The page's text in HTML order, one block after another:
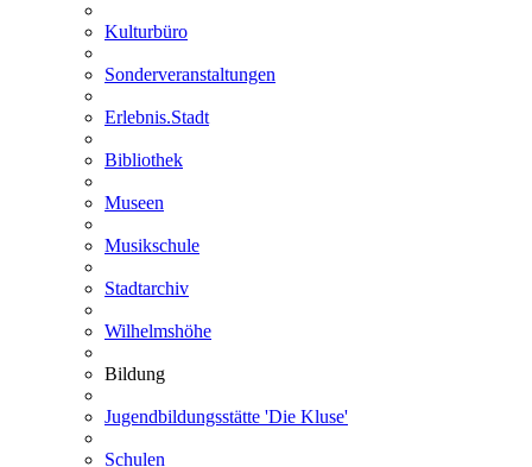
Kulturbüro
Sonderveranstaltungen
Erlebnis.Stadt
Bibliothek
Museen
Musikschule
Stadtarchiv
Wilhelmshöhe
Bildung
Jugendbildungsstätte 'Die Kluse'
Schulen